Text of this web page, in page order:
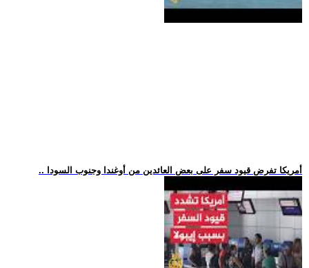
.. أمريكا تفرض قيود سفر على بعض العائدين من أوغندا وجنوب السودا